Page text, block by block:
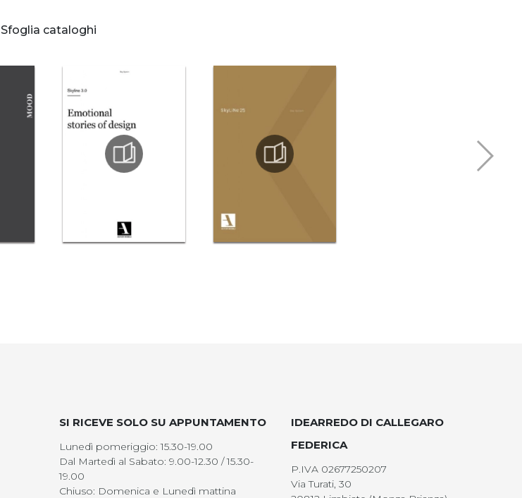
Sfoglia cataloghi
SI RICEVE SOLO SU APPUNTAMENTO
Lunedì pomeriggio: 15.30-19.00
Dal Martedì al Sabato: 9.00-12.30 / 15.30-
19.00
Chiuso: Domenica e Lunedì mattina
IDEARREDO DI CALLEGARO
FEDERICA
P.IVA 02677250207
Via Turati, 30